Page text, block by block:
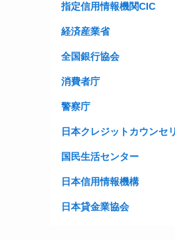
指定信用情報機関CIC
経済産業省
全国銀行協会
消費者庁
警察庁
日本クレジットカウンセ
国民生活センター
日本信用情報機構
日本貸金業協会